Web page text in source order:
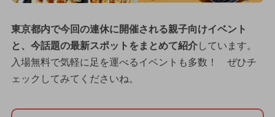
東京都内で今回の連休に開催される親子向けイベント
と、今話題の最新スポットをまとめて紹介しています。
入場無料で気軽に足を運べるイベントも多数！ ぜひチ
ェックしてみてくださいね。